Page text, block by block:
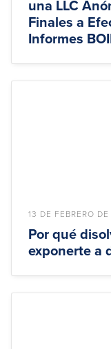
una LLC
Finales a
Informes
13 DE FEBRERO
Por qué
exponerte a